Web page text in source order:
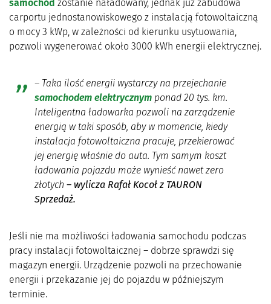
samochód zostanie naładowany, jednak już zabudowa
carportu jednostanowiskowego z instalacją fotowoltaiczną
o mocy 3 kWp, w zależności od kierunku usytuowania,
pozwoli wygenerować około 3000 kWh energii elektrycznej.
– Taka ilość energii wystarczy na przejechanie
samochodem elektrycznymponad 20 tys. km.
Inteligentna ładowarka pozwoli na zarządzenie
energią w taki sposób, aby w momencie, kiedy
instalacja fotowoltaiczna pracuje, przekierować
jej energię właśnie do auta. Tym samym koszt
ładowania pojazdu może wynieść nawet zero
złotych – wylicza Rafał Kocoł z TAURON
Sprzedaż.
Jeśli nie ma możliwości ładowania samochodu podczas
pracy instalacji fotowoltaicznej – dobrze sprawdzi się
magazyn energii. Urządzenie pozwoli na przechowanie
energii i przekazanie jej do pojazdu w późniejszym
terminie.